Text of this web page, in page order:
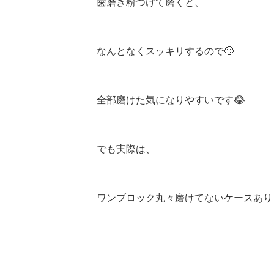
歯磨き粉つけて磨くと、
なんとなくスッキリするので🙂
全部磨けた気になりやすいです😂
でも実際は、
ワンブロック丸々磨けてないケースあ
—